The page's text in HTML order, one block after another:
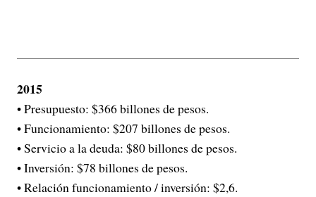
2015
• Presupuesto: $366 billones de pesos.
• Funcionamiento: $207 billones de pesos.
• Servicio a la deuda: $80 billones de pesos.
• Inversión: $78 billones de pesos.
• Relación funcionamiento / inversión: $2,6.